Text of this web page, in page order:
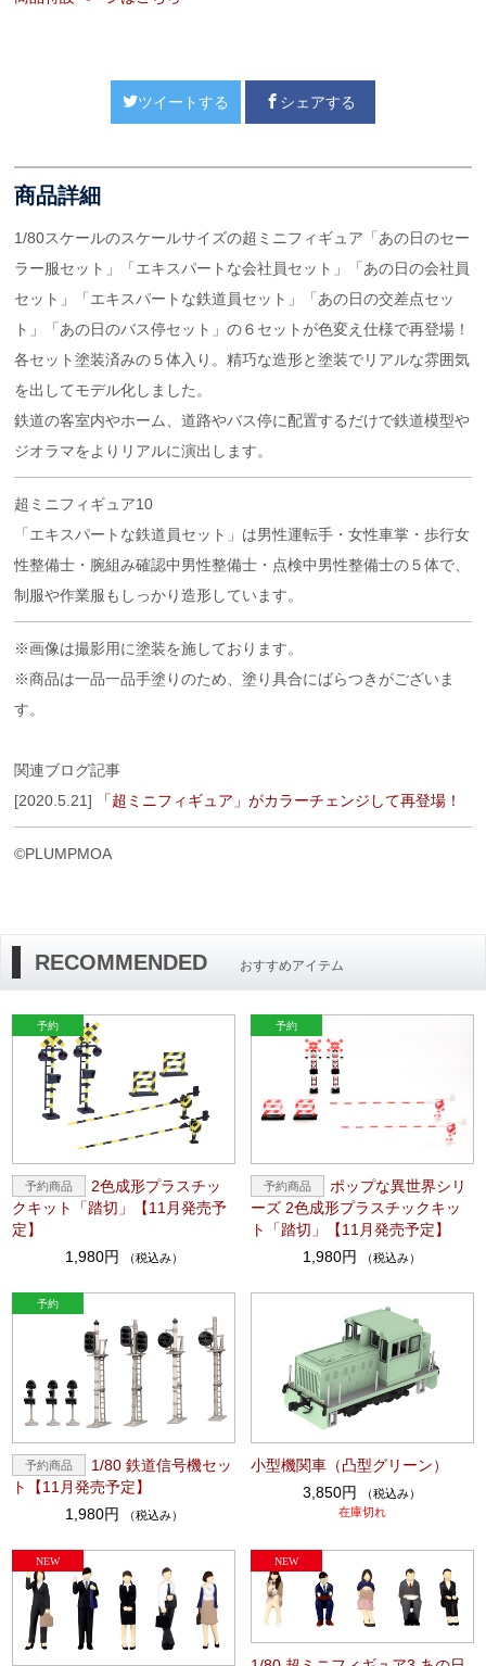
ツイートする シェアする
商品詳細
1/80スケールのスケールサイズの超ミニフィギュア「あの日のセー
ラー服セット」「エキスパートな会社員セット」「あの日の会社員
セット」「エキスパートな鉄道員セット」「あの日の交差点セッ
ト」「あの日のバス停セット」の６セットが色変え仕様で再登場！
各セット塗装済みの５体入り。精巧な造形と塗装でリアルな雰囲気
を出してモデル化しました。
鉄道の客室内やホーム、道路やバス停に配置するだけで鉄道模型や
ジオラマをよりリアルに演出します。
超ミニフィギュア10
「エキスパートな鉄道員セット」は男性運転手・女性車掌・歩行女
性整備士・腕組み確認中男性整備士・点検中男性整備士の５体で、
制服や作業服もしっかり造形しています。
※画像は撮影用に塗装を施しております。
※商品は一品一品手塗りのため、塗り具合にばらつきがございま
す。
関連ブログ記事
[2020.5.21]
「超ミニフィギュア」がカラーチェンジして再登場！
©PLUMPMOA
RECOMMENDED おすすめアイテム
2色成形プラスチッ
クキット「踏切」【11月発売予
定】
1,980円
（税込み）
ポップな異世界シリ
ーズ 2色成形プラスチックキッ
ト「踏切」【11月発売予定】
1,980円
（税込み）
1/80 鉄道信号機セッ
ト【11月発売予定】
1,980円
（税込み）
小型機関車（凸型グリーン）
3,850円
（税込み）
在庫切れ